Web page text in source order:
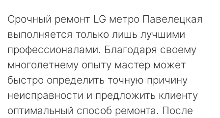
Срочный ремонт LG метро Павелецкая
выполняется только лишь лучшими
профессионалами. Благодаря своему
многолетнему опыту мастер может
быстро определить точную причину
неисправности и предложить клиенту
оптимальный способ ремонта. После